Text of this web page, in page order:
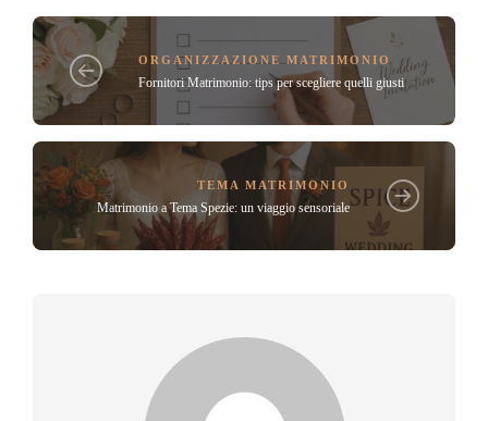
ORGANIZZAZIONE MATRIMONIO
Fornitori Matrimonio: tips per scegliere quelli giusti
TEMA MATRIMONIO
Matrimonio a Tema Spezie: un viaggio sensoriale